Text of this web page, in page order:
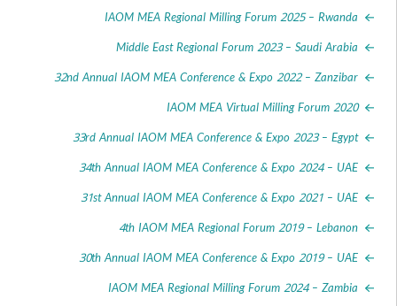
IAOM MEA Regional Milling Forum 2025 –
Middle East Regional Forum 2023 – Saudi
32nd Annual IAOM MEA Conference & Expo 2022 –
IAOM MEA Virtual Milling Forum
33rd Annual IAOM MEA Conference & Expo 2023 –
34th Annual IAOM MEA Conference & Expo 2024 –
31st Annual IAOM MEA Conference & Expo 2021 –
4th IAOM MEA Regional Forum 2019 –
30th Annual IAOM MEA Conference & Expo 2019 –
IAOM MEA Regional Milling Forum 2024 –